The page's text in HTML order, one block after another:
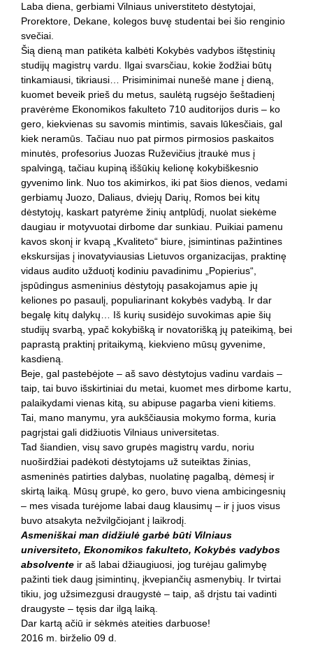
Laba diena, gerbiami Vilniaus universtiteto dėstytojai,
Prorektore, Dekane, kolegos buvę studentai bei šio renginio
svečiai.
Šią dieną man patikėta kalbėti Kokybės vadybos ištęstinių
studijų magistrų vardu. Ilgai svarsčiau, kokie žodžiai būtų
tinkamiausi, tikriausi… Prisiminimai nunešė mane į dieną,
kuomet beveik prieš du metus, saulėtą rugsėjo šeštadienį
pravėrėme Ekonomikos fakulteto 710 auditorijos duris – ko
gero, kiekvienas su savomis mintimis, savais lūkesčiais, gal
kiek neramūs. Tačiau nuo pat pirmos pirmosios paskaitos
minutės, profesorius Juozas Ruževičius įtraukė mus į
spalvingą, tačiau kupiną iššūkių kelionę kokybiškesnio
gyvenimo link. Nuo tos akimirkos, iki pat šios dienos, vedami
gerbiamų Juozo, Daliaus, dviejų Darių, Romos bei kitų
dėstytojų, kaskart patyrėme žinių antplūdį, nuolat siekėme
daugiau ir motyvuotai dirbome dar sunkiau. Puikiai pamenu
kavos skonį ir kvapą „Kvaliteto“ biure, įsimintinas pažintines
ekskursijas į inovatyviausias Lietuvos organizacijas, praktinę
vidaus audito užduotį kodiniu pavadinimu „Popierius“,
įspūdingus asmeninius dėstytojų pasakojamus apie jų
keliones po pasaulį, populiarinant kokybės vadybą. Ir dar
begalę kitų dalykų… Iš kurių susidėjo suvokimas apie šių
studijų svarbą, ypač kokybišką ir novatorišką jų pateikimą, bei
paprastą praktinį pritaikymą, kiekvieno mūsų gyvenime,
kasdieną.
Beje, gal pastebėjote – aš savo dėstytojus vadinu vardais –
taip, tai buvo išskirtiniai du metai, kuomet mes dirbome kartu,
palaikydami vienas kitą, su abipuse pagarba vieni kitiems.
Tai, mano manymu, yra aukščiausia mokymo forma, kuria
pagrįstai gali didžiuotis Vilniaus universitetas.
Tad šiandien, visų savo grupės magistrų vardu, noriu
nuoširdžiai padėkoti dėstytojams už suteiktas žinias,
asmeninės patirties dalybas, nuolatinę pagalbą, dėmesį ir
skirtą laiką. Mūsų grupė, ko gero, buvo viena ambicingesnių
– mes visada turėjome labai daug klausimų – ir į juos visus
buvo atsakyta nežvilgčiojant į laikrodį.
Asmeniškai man didžiulė garbė būti Vilniaus
universiteto, Ekonomikos fakulteto, Kokybės vadybos
absolvente ir aš labai džiaugiuosi, jog turėjau galimybę
pažinti tiek daug įsimintinų, įkvepiančių asmenybių. Ir tvirtai
tikiu, jog užsimezgusi draugystė – taip, aš drįstu tai vadinti
draugyste – tęsis dar ilgą laiką.
Dar kartą ačiū ir sėkmės ateities darbuose!
2016 m. birželio 09 d.